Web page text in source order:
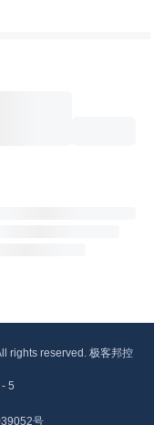
rights reserved. 极客邦控
5
号